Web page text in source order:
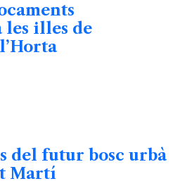
les illes de
del futur bosc urbà
Martí